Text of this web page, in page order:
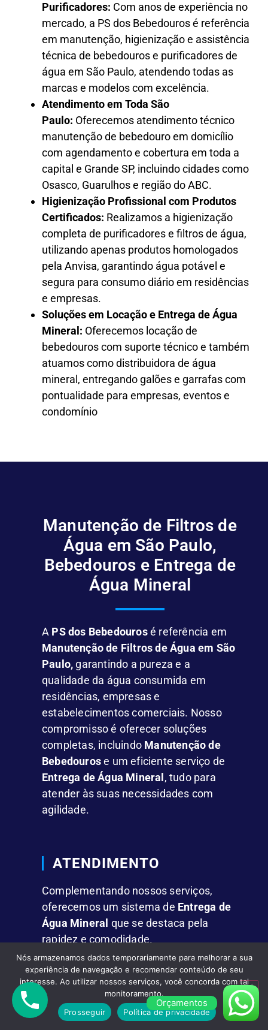
Purificadores: Com anos de experiência no
mercado, a PS dos Bebedouros é referência
em manutenção, higienização e assistência
técnica de bebedouros e purificadores de
água em São Paulo, atendendo todas as
marcas e modelos com excelência.
Atendimento em Toda São
Paulo: Oferecemos atendimento técnico
manutenção de bebedouro em domicílio
com agendamento e cobertura em toda a
capital e Grande SP, incluindo cidades como
Osasco, Guarulhos e região do ABC.
Higienização Profissional com Produtos
Certificados: Realizamos a higienização
completa de purificadores e filtros de água,
utilizando apenas produtos homologados
pela Anvisa, garantindo água potável e
segura para consumo diário em residências
e empresas.
Soluções em Locação e Entrega de Água
Mineral: Oferecemos locação de
bebedouros com suporte técnico e também
atuamos como distribuidora de água
mineral, entregando galões e garrafas com
pontualidade para empresas, eventos e
condomínio
Manutenção de Filtros de
Água em São Paulo,
Bebedouros e Entrega de
Água Mineral
A PS dos Bebedourosé referência em
Manutenção de Filtros de Água em São
Paulo, garantindo a pureza e a
qualidade da água consumida em
residências, empresas e
estabelecimentos comerciais. Nosso
compromisso é oferecer soluções
completas, incluindo Manutenção de
Bebedourose um eficiente serviço de
Entrega de Água Mineral , tudo para
atender às suas necessidades com
agilidade.
ATENDIMENTO
Complementando nossos serviços,
oferecemos um sistema de Entrega de
Água Mineral que se destaca pela
rapidez e comodidade.
FACILIDADES
FornecemosÁgua Mineral em Galões
de 10L e 20L, além de garrafas
Orçamentos
Nós armazenamos dados temporariamente para melhorar a sua
experiência de navegação e recomendar conteúdo de seu
interesse. Ao utilizar nossos serviços, você concorda com tal
monitoramento.
Prosseguir
Política de privacidade